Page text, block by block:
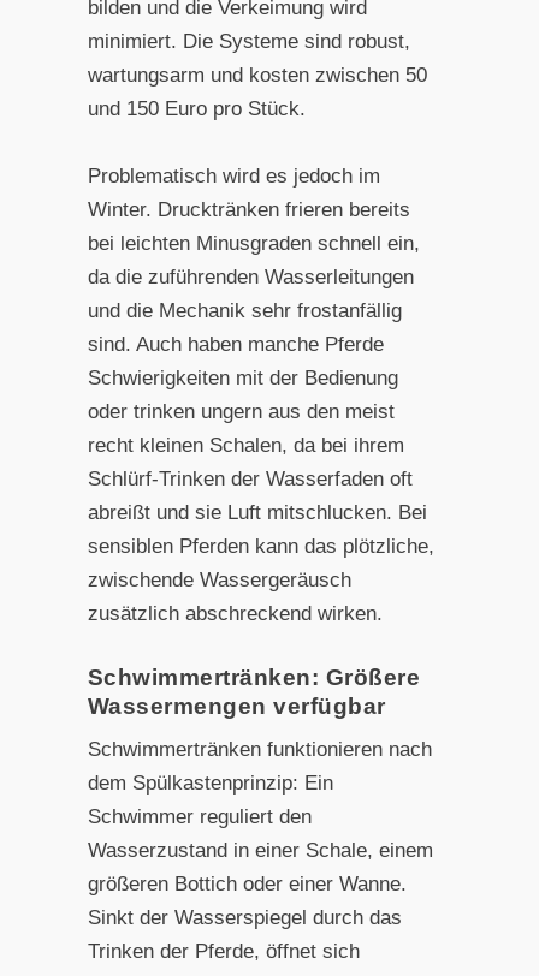
bilden und die Verkeimung wird
minimiert. Die Systeme sind robust,
wartungsarm und kosten zwischen 50
und 150 Euro pro Stück.
Problematisch wird es jedoch im
Winter. Drucktränken frieren bereits
bei leichten Minusgraden schnell ein,
da die zuführenden Wasserleitungen
und die Mechanik sehr frostanfällig
sind. Auch haben manche Pferde
Schwierigkeiten mit der Bedienung
oder trinken ungern aus den meist
recht kleinen Schalen, da bei ihrem
Schlürf-Trinken der Wasserfaden oft
abreißt und sie Luft mitschlucken. Bei
sensiblen Pferden kann das plötzliche,
zwischende Wassergeräusch
zusätzlich abschreckend wirken.
Schwimmertränken: Größere
Wassermengen verfügbar
Schwimmertränken funktionieren nach
dem Spülkastenprinzip: Ein
Schwimmer reguliert den
Wasserzustand in einer Schale, einem
größeren Bottich oder einer Wanne.
Sinkt der Wasserspiegel durch das
Trinken der Pferde, öffnet sich